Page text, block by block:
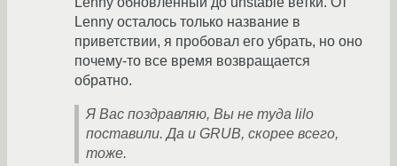
Lenny осталось только название в
приветствии, я пробовал его убрать, но оно
почему-то все время возвращается
обратно.
Я Вас поздравляю, Вы не туда lilo
поставили. Да и GRUB, скорее всего,
тоже.